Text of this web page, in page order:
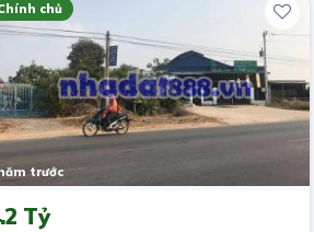
Đồng Nai, Việt Nam
chủ
trước
Tỷ